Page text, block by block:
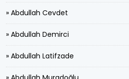
» Abdullah Cevdet
» Abdullah Demirci
» Abdullah Latifzade